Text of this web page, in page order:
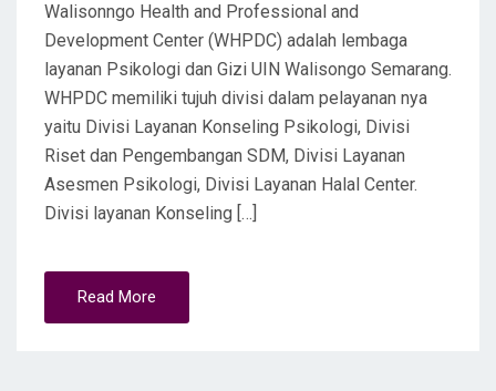
Walisonngo Health and Professional and
Development Center (WHPDC) adalah lembaga
layanan Psikologi dan Gizi UIN Walisongo Semarang.
WHPDC memiliki tujuh divisi dalam pelayanan nya
yaitu Divisi Layanan Konseling Psikologi, Divisi
Riset dan Pengembangan SDM, Divisi Layanan
Asesmen Psikologi, Divisi Layanan Halal Center.
Divisi layanan Konseling […]
Read More